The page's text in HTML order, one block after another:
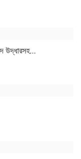
উদ্ধারসহ...